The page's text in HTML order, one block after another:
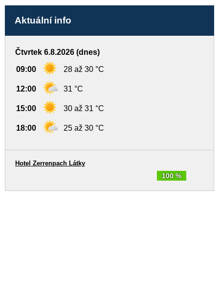
Aktuální info
Čtvrtek 6.8.2026 (dnes)
09:00 28 až 30 °C
12:00 31 °C
15:00 30 až 31 °C
18:00 25 až 30 °C
100 %
Hotel Zerrenpach Látky